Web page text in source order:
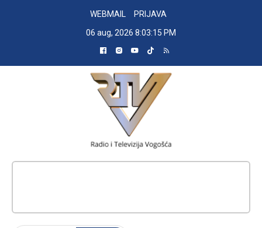
WEBMAIL
PRIJAVA
06 aug, 2026 8:03:16 PM